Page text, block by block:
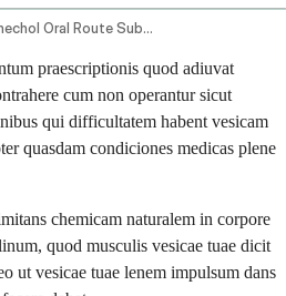
Bethanechol Oral Route Subcutaneous Route
praescriptionis quod adiuvat
cum non operantur sicut
qui difficultatem habent vesicam
quasdam condiciones medicas plene
chemicam naturalem in corpore
quod musculis vesicae tuae dicit
ut vesicae tuae lenem impulsum dans